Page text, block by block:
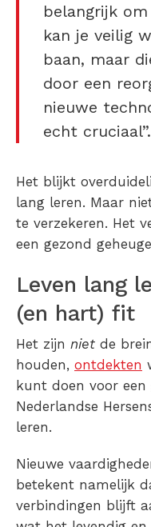
belangrijk
kan je veilig
baan, maar
door een
nieuwe
echt cruciaal”.
Het blijkt
lang leren. Maar
te verzekeren. Het
een gezond
Leven lang
(en hart) fit
Het zijn niet de
houden, ontdekten
kunt doen voor een
Nederlandse
leren.
Nieuwe
betekent namelijk
verbindingen blijft